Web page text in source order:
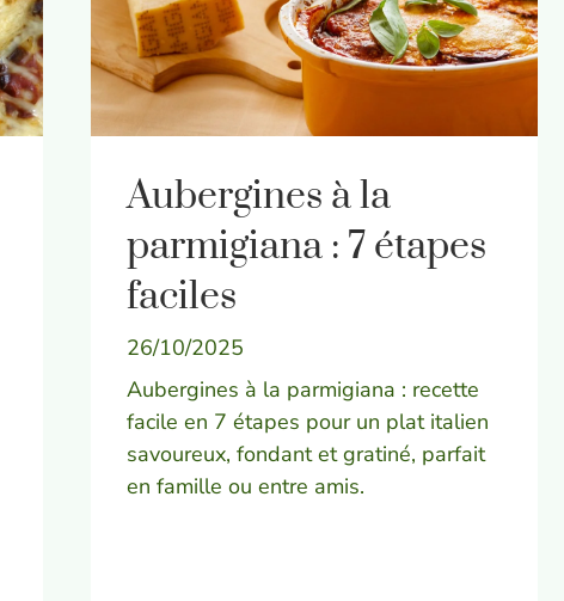
Aubergines à la
parmigiana : 7 étapes
faciles
26/10/2025
Aubergines à la parmigiana : recette
facile en 7 étapes pour un plat italien
savoureux, fondant et gratiné, parfait
en famille ou entre amis.